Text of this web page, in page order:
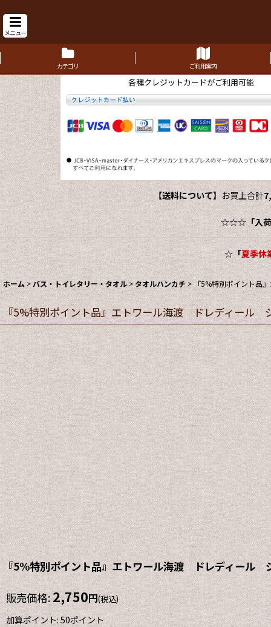
メニュー
カテゴリ ご利用案内
各種クレジットカードがご利用可能
【送料について】 お買上合計
☆☆☆ 「入
☆ 「夏季休
ホーム > バス・トイレタリー・タオル >タオルハンカチ > 『5%特別ポイント品
『5%特別ポイント品』エトワール海渡 ドレディール
『5%特別ポイント品』エトワール海渡 ドレディール
販売価格: 2,750円(税込)
加算ポイント: 50ポイント